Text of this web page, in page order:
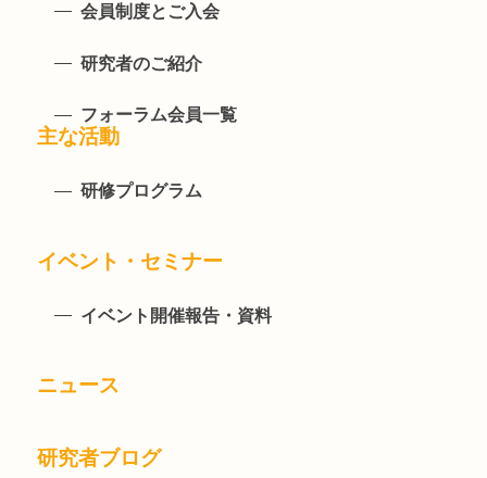
会員制度とご入会
研究者のご紹介
フォーラム会員一覧
主な活動
研修プログラム
イベント・セミナー
イベント開催報告・資料
ニュース
研究者ブログ